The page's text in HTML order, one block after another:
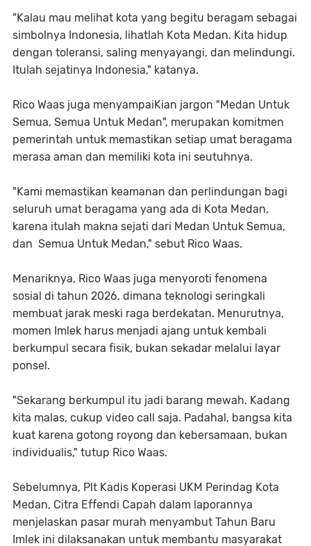
​"Kalau mau melihat kota yang begitu beragam sebagai
simbolnya Indonesia, lihatlah Kota Medan. Kita hidup
dengan toleransi, saling menyayangi, dan melindungi.
Itulah sejatinya Indonesia," katanya.
​Rico Waas juga menyampaiKian jargon "Medan Untuk
Semua, Semua Untuk Medan", merupakan komitmen
pemerintah untuk memastikan setiap umat beragama
merasa aman dan memiliki kota ini seutuhnya.
"Kami memastikan keamanan dan perlindungan bagi
seluruh umat beragama yang ada di Kota Medan,
karena itulah makna sejati dari Medan Untuk Semua,
dan Semua Untuk Medan," sebut Rico Waas.
​Menariknya, Rico Waas juga menyoroti fenomena
sosial di tahun 2026, dimana teknologi seringkali
membuat jarak meski raga berdekatan. Menurutnya,
momen Imlek harus menjadi ajang untuk kembali
berkumpul secara fisik, bukan sekadar melalui layar
ponsel.
​"Sekarang berkumpul itu jadi barang mewah. Kadang
kita malas, cukup video call saja. Padahal, bangsa kita
kuat karena gotong royong dan kebersamaan, bukan
individualis," tutup Rico Waas.
Sebelumnya, Plt Kadis Koperasi UKM Perindag Kota
Medan, Citra Effendi Capah dalam laporannya
menjelaskan pasar murah menyambut Tahun Baru
Imlek ini dilaksanakan untuk membantu masyarakat